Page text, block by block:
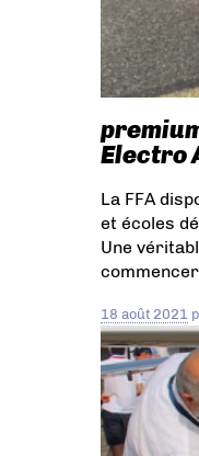
Electro
La FFA
et écoles
Une
18 août 2021